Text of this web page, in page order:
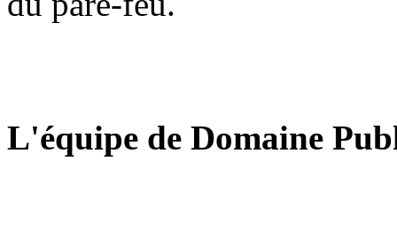
L'équipe de Domaine